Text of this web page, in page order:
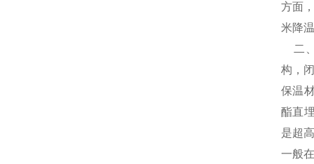
方面
米降
二、
构，
保温
酯直
是超
一般